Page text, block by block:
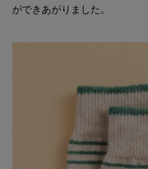
ができあがりました。